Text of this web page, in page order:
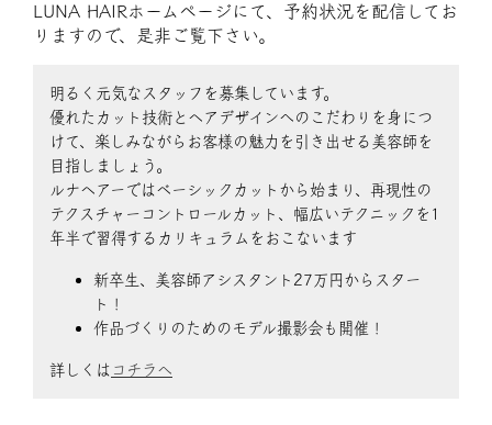
LUNA HAIRホームページにて、予約状況を配信してお
りますので、是非ご覧下さい。
明るく元気なスタッフを募集しています。
優れたカット技術とヘアデザインへのこだわりを身につ
けて、楽しみながらお客様の魅力を引き出せる美容師を
目指しましょう。
ルナヘアーではベーシックカットから始まり、再現性の
テクスチャーコントロールカット、幅広いテクニックを1
年半で習得するカリキュラムをおこないます
新卒生、美容師アシスタント27万円からスター
ト！
作品づくりのためのモデル撮影会も開催！
詳しくは コチラへ